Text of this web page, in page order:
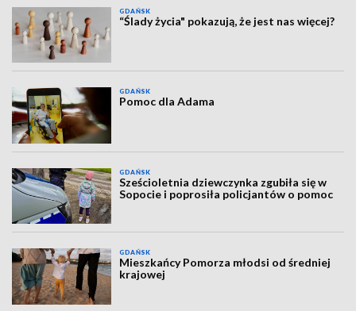
GDAŃSK
“Ślady życia" pokazują, że jest nas więcej?
GDAŃSK
Pomoc dla Adama
GDAŃSK
Sześcioletnia dziewczynka zgubiła się w
Sopocie i poprosiła policjantów o pomoc
GDAŃSK
Mieszkańcy Pomorza młodsi od średniej
krajowej